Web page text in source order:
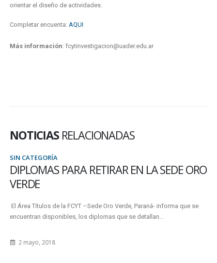
orientar el diseño de actividades.
Completar encuenta: AQUI
Más información: fcytinvestigacion@uader.edu.ar
NOTICIAS RELACIONADAS
SIN CATEGORÍA
DIPLOMAS PARA RETIRAR EN LA SEDE ORO
VERDE
El Área Títulos de la FCYT –Sede Oro Verde, Paraná- informa que se
encuentran disponibles, los diplomas que se detallan...
2 mayo, 2018